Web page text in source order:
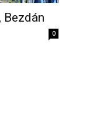
Bezdán
0